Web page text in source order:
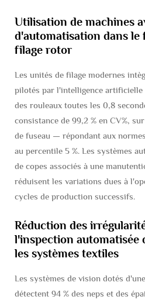
Utilisation de machines
d'automatisation dans le
filage rotor
Les unités de filage modernes
pilotés par l'intelligence artificielle
des rouleaux toutes les 0,8
consistance de 99,2 % en CV%,
de fuseau — répondant aux
au percentile 5 %. Les systèmes
de copes associés à une
réduisent les variations dues à
cycles de production successifs.
Réduction des
l'inspection automatisée
les systèmes textiles
Les systèmes de vision dotés
détectent 94 % des neps et des